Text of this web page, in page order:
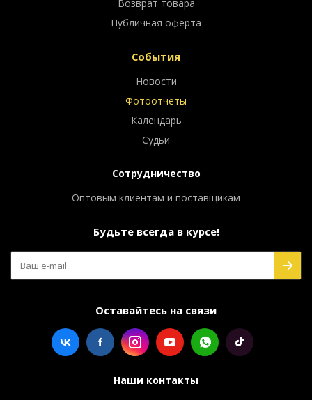
Возврат товара
Публичная оферта
События
Новости
Фотоотчеты
Календарь
Судьи
Сотрудничество
Оптовым клиентам и поставщикам
Будьте всегда в курсе!
Оставайтесь на связи
Наши контакты